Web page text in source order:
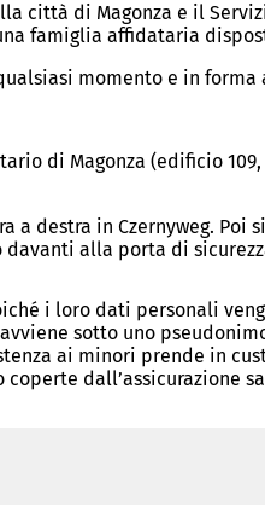
di Magonza e il
famiglia affidataria
momento e in
di Magonza (edificio 109,
in Czernyweg. Poi
alla porta di
i loro dati personali
sotto uno
ai minori prende in
dall’assicurazione